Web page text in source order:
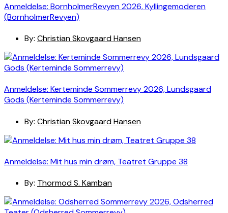
Anmeldelse: BornholmerRevyen 2026, Kyllingemoderen
(BornholmerRevyen)
By: Christian Skovgaard Hansen
Anmeldelse: Kerteminde Sommerrevy 2026, Lundsgaard
Gods (Kerteminde Sommerrevy)
By: Christian Skovgaard Hansen
Anmeldelse: Mit hus min drøm, Teatret Gruppe 38
By: Thormod S. Kamban